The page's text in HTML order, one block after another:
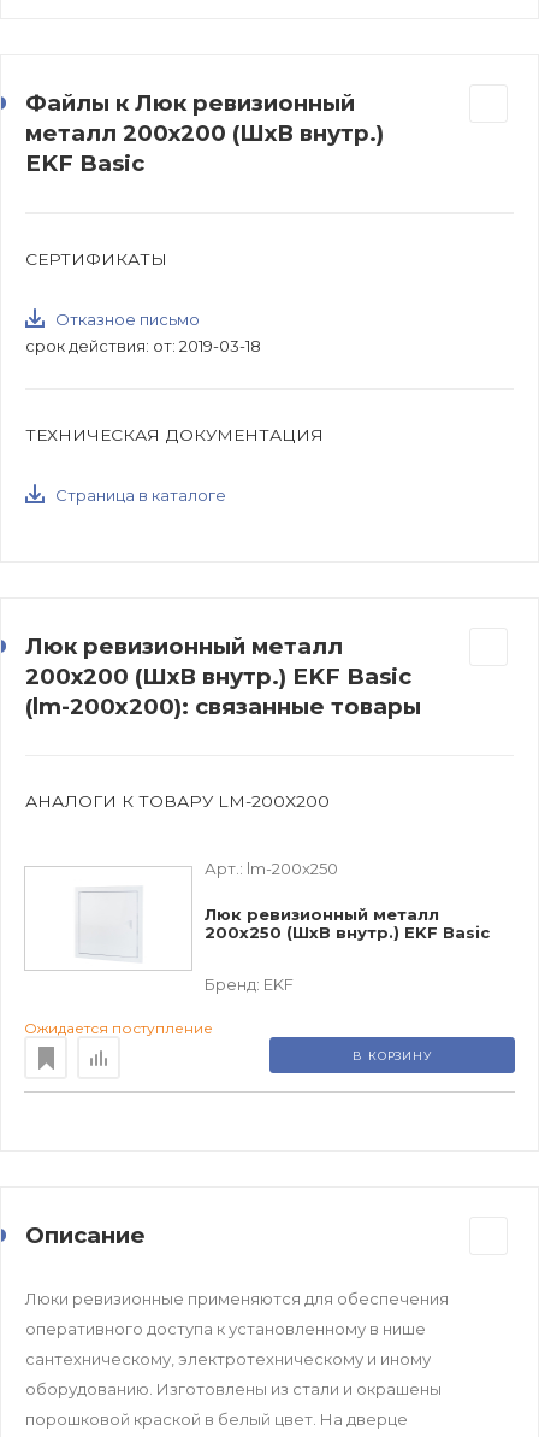
Файлы к Люк ревизионный
металл 200х200 (ШхВ внутр.)
EKF Basic
СЕРТИФИКАТЫ
Отказное письмо
срок действия: от: 2019-03-18
ТЕХНИЧЕСКАЯ ДОКУМЕНТАЦИЯ
Страница в каталоге
Люк ревизионный металл
200х200 (ШхВ внутр.) EKF Basic
(lm-200x200): связанные товары
АНАЛОГИ К ТОВАРУ LM-200X200
Арт.: lm-200x250
Люк ревизионный металл
200х250 (ШхВ внутр.) EKF Basic
Бренд: EKF
Ожидается поступление
В КОРЗИНУ
Описание
Люки ревизионные применяются для обеспечения
оперативного доступа к установленному в нише
сантехническому, электротехническому и иному
оборудованию. Изготовлены из стали и окрашены
порошковой краской в белый цвет. На дверце